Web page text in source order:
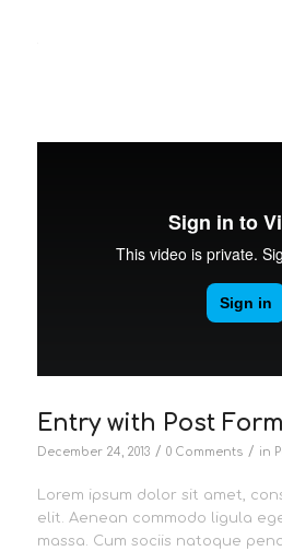
Entry with Post
December 24, 2013 / 0 Comments / in
Lorem ipsum dolor sit amet,
elit. Aenean commodo ligula
massa. Cum sociis natoque